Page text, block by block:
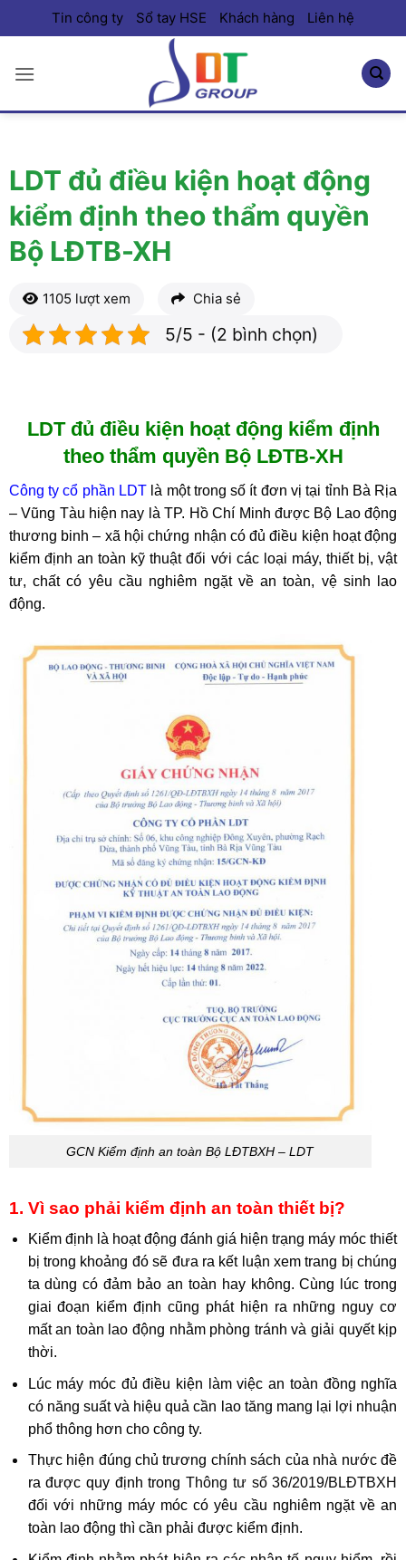
qua
dung
Tin công ty Sổ tay HSE Khách hàng Liên hệ
LDT đủ điều kiện hoạt động
kiểm định theo thẩm quyền
Bộ LĐTB-XH
1105 lượt xem Chia sẻ
5/5 - (2 bình chọn)
LDT đủ điều kiện hoạt động kiểm định
theo thẩm quyền Bộ LĐTB-XH
Công ty cổ phần LDTlà một trong số ít đơn vị tại tỉnh Bà Rịa
– Vũng Tàu hiện nay là TP. Hồ Chí Minh được Bộ Lao động
thương binh – xã hội chứng nhận có đủ điều kiện hoạt động
kiểm định an toàn kỹ thuật đối với các loại máy, thiết bị, vật
tư, chất có yêu cầu nghiêm ngặt về an toàn, vệ sinh lao
động.
GCN Kiểm định an toàn Bộ LĐTBXH – LDT
1. Vì sao phải kiểm định an toàn thiết bị?
Kiểm định là hoạt động đánh giá hiện trạng máy móc thiết
bị trong khoảng đó sẽ đưa ra kết luận xem trang bị chúng
ta dùng có đảm bảo an toàn hay không. Cùng lúc trong
giai đoạn kiểm định cũng phát hiện ra những nguy cơ
mất an toàn lao động nhằm phòng tránh và giải quyết kịp
thời.
Lúc máy móc đủ điều kiện làm việc an toàn đồng nghĩa
có năng suất và hiệu quả cần lao tăng mang lại lợi nhuận
phổ thông hơn cho công ty.
Thực hiện đúng chủ trương chính sách của nhà nước đề
ra được quy định trongThông tư số 36/2019/BLĐTBXH
đối với những máy móc có yêu cầu nghiêm ngặt về an
toàn lao động thì cần phải được kiểm định.